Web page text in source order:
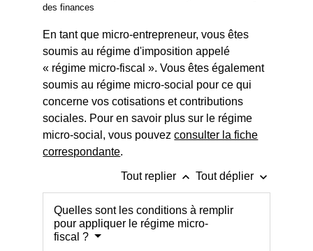
des finances
En tant que micro-entrepreneur, vous êtes
soumis au régime d'imposition appelé
« régime micro-fiscal ». Vous êtes également
soumis au régime micro-social pour ce qui
concerne vos cotisations et contributions
sociales. Pour en savoir plus sur le régime
micro-social, vous pouvezconsulter la fiche
correspondante.
Tout replier keyboard_arrow_up Tout déplier keyboard_arrow_down
Quelles sont les conditions à remplir
pour appliquer le régime micro-
fiscal ?